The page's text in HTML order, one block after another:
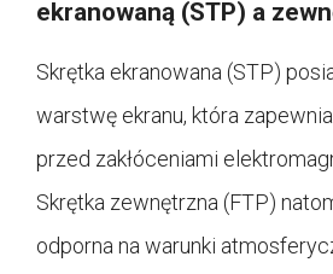
ekranowaną (STP) a
Skrętka ekranowana (STP)
warstwę ekranu, która
przed zakłóceniami
Skrętka zewnętrzna (FTP)
odporna na warunki